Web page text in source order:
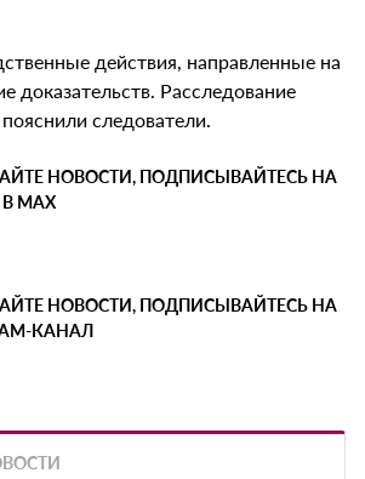
действия, направленные на
доказательств. Расследование
следователи.
НОВОСТИ, ПОДПИСЫВАЙТЕСЬ НА
MAX
НОВОСТИ, ПОДПИСЫВАЙТЕСЬ НА
КАНАЛ